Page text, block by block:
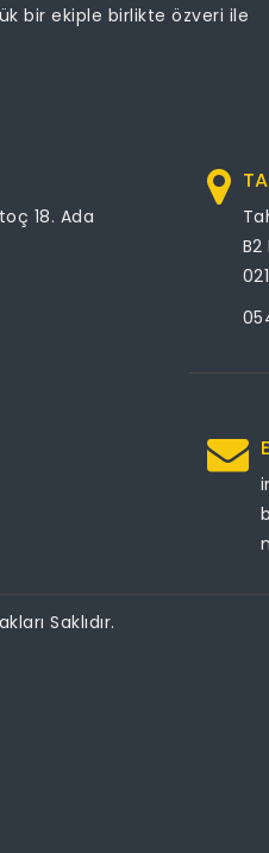
bir ekiple birlikte özveri ile
18. Ada
Saklıdır.